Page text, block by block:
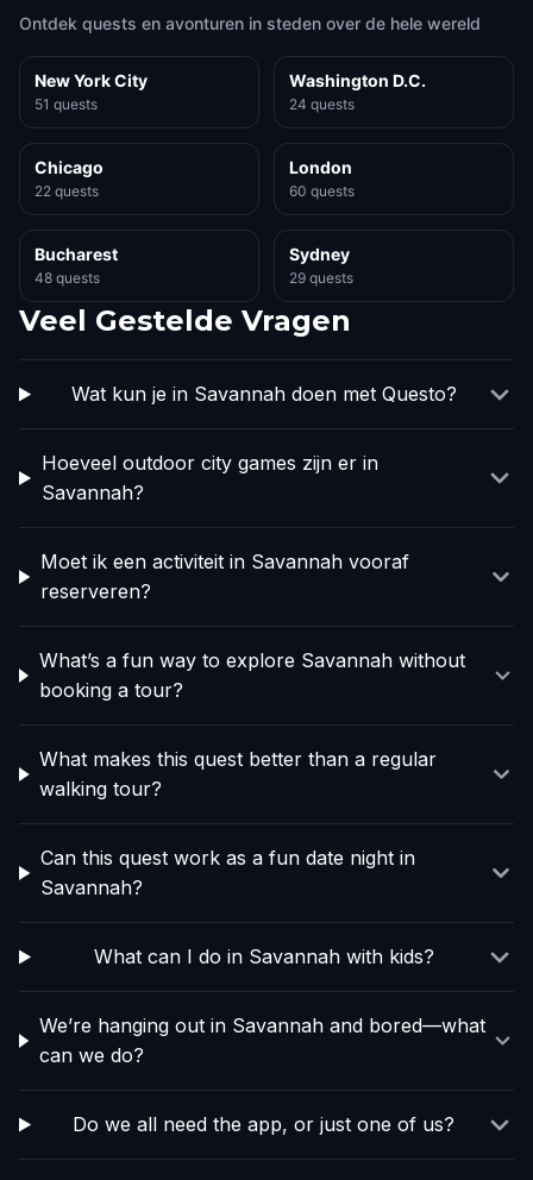
Ontdek quests en avonturen in steden over de hele wereld
New York City
51 quests
Washington D.C.
24 quests
Chicago
22 quests
London
60 quests
Bucharest
48 quests
Sydney
29 quests
Veel Gestelde Vragen
Wat kun je in Savannah doen met Questo?
Hoeveel outdoor city games zijn er in
Savannah?
Moet ik een activiteit in Savannah vooraf
reserveren?
What’s a fun way to explore Savannah without
booking a tour?
What makes this quest better than a regular
walking tour?
Can this quest work as a fun date night in
Savannah?
What can I do in Savannah with kids?
We’re hanging out in Savannah and bored—what
can we do?
Do we all need the app, or just one of us?